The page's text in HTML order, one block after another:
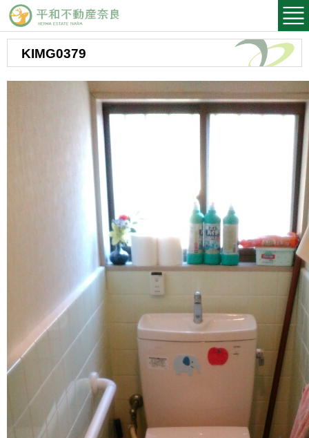
平和不動産奈良
KIMG0379